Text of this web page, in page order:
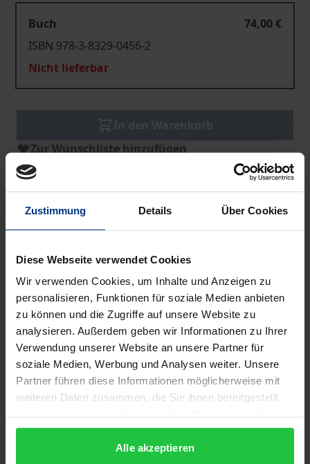
Zustimmung Details Über Cookies
Diese Webseite verwendet Cookies
Wir verwenden Cookies, um Inhalte und Anzeigen zu
personalisieren, Funktionen für soziale Medien anbieten
zu können und die Zugriffe auf unsere Website zu
analysieren. Außerdem geben wir Informationen zu Ihrer
Verwendung unserer Website an unsere Partner für
soziale Medien, Werbung und Analysen weiter. Unsere
Partner führen diese Informationen möglicherweise mit
weiteren Daten zusammen, die Sie ihnen bereitgestellt
gesammelt haben.
Alle akzeptieren
Buch
74,00 €
ISBN 978-3-8329-0456-2
Nicht lieferbar
In den Warenkorb
Zur Wunschliste hinzufügen
Hinweise zu Versandkosten
Beschreibung
Die vorliegende Dissertation untersucht in einer
detaillierten Analyse den Stand der
Rechtsangleichung des ungarischen
Gesellschaftsrechts in ausgewählten Bereichen der
Gesellschaftsgründung und der Kapitalverfassung.
Dabei werden die von den gesellschaftsrechtlichen
EG-Richtlinien geregelten Rechtsgebiete der
verbundenen Fragen der Haftung, des
Organaufbaus, des Rechts der